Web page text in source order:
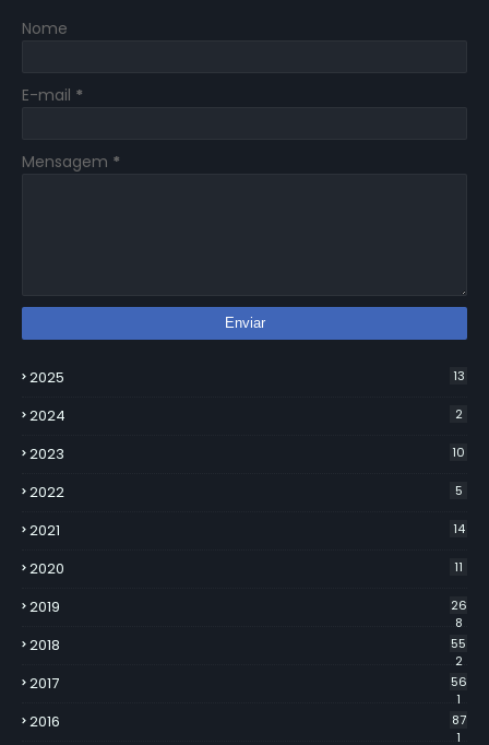
Nome
E-mail *
Mensagem *
2025 13
2024 2
2023 10
2022 5
2021 14
2020 11
2019
26
8
2018
55
2
2017
56
1
2016
87
1